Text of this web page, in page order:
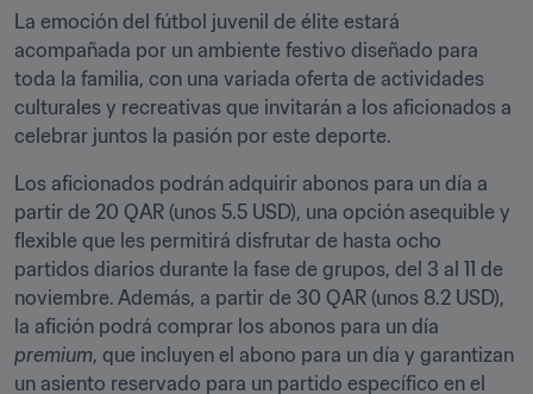
La emoción del fútbol juvenil de élite estará
acompañada por un ambiente festivo diseñado para
toda la familia, con una variada oferta de actividades
culturales y recreativas que invitarán a los aficionados a
celebrar juntos la pasión por este deporte.
Los aficionados podrán adquirir abonos para un día a
partir de 20 QAR (unos 5.5 USD), una opción asequible y
flexible que les permitirá disfrutar de hasta ocho
partidos diarios durante la fase de grupos, del 3 al 11 de
noviembre. Además, a partir de 30 QAR (unos 8.2 USD),
premium, que incluyen el abono para un día y garantizan
un asiento reservado para un partido específico en el